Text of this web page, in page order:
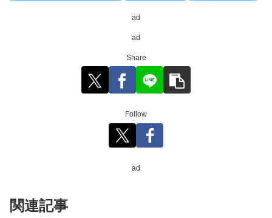
ad
ad
Share
Follow
ad
関連記事